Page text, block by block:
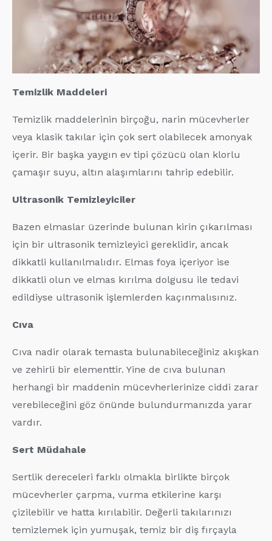
Temizlik Maddeleri
Temizlik maddelerinin birçoğu, narin mücevherler
veya klasik takılar için çok sert olabilecek amonyak
içerir. Bir başka yaygın ev tipi çözücü olan klorlu
çamaşır suyu, altın alaşımlarını tahrip edebilir.
Ultrasonik Temizleyiciler
Bazen elmaslar üzerinde bulunan kirin çıkarılması
için bir ultrasonik temizleyici gereklidir, ancak
dikkatli kullanılmalıdır. Elmas foya içeriyor ise
dikkatli olun ve elmas kırılma dolgusu ile tedavi
edildiyse ultrasonik işlemlerden kaçınmalısınız.
Cıva
Cıva nadir olarak temasta bulunabileceğiniz akışkan
ve zehirli bir elementtir. Yine de cıva bulunan
herhangi bir maddenin mücevherlerinize ciddi zarar
verebileceğini göz önünde bulundurmanızda yarar
vardır.
Sert Müdahale
Sertlik dereceleri farklı olmakla birlikte birçok
mücevherler çarpma, vurma etkilerine karşı
çizilebilir ve hatta kırılabilir. Değerli takılarınızı
temizlemek için yumuşak, temiz bir diş fırçayla